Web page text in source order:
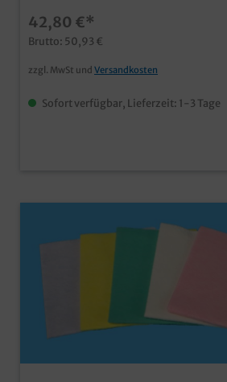
Zellstofflebensmittelunbedenklich
42,80 €*
Brutto: 50,93 €
zzgl. MwSt und Versandkosten
Sofort verfügbar, Lieferzeit: 1-3 Tage